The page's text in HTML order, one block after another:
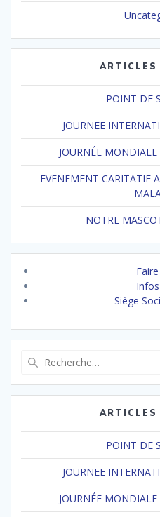
ARTICLES
POINT DE
JOURNEE
JOURNÉE MONDIALE
EVENEMENT CARITATIF
NOTRE
Siège
:
ARTICLES
POINT DE
JOURNEE
JOURNÉE MONDIALE